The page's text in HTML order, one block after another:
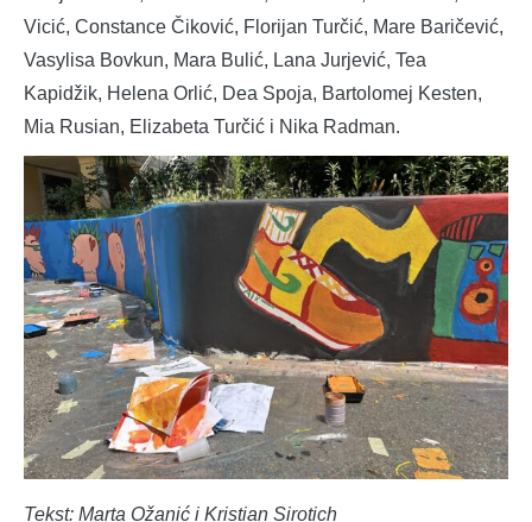
Vicić, Constance Čiković, Florijan Turčić, Mare Baričević,
Vasylisa Bovkun, Mara Bulić, Lana Jurjević, Tea
Kapidžik, Helena Orlić, Dea Spoja, Bartolomej Kesten,
Mia Rusian, Elizabeta Turčić i Nika Radman.
Tekst: Marta Ožanić i Kristian Sirotich